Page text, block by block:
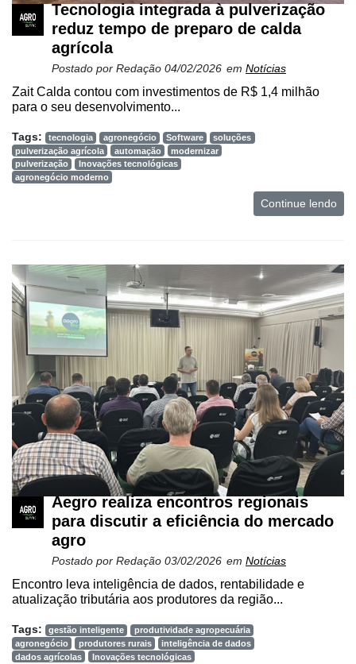
Tecnologia integrada à pulverização
reduz tempo de preparo de calda
agrícola
Postado por Redação 04/02/2026 em Notícias
Zait Calda contou com investimentos de R$ 1,4 milhão
para o seu desenvolvimento...
Tags: tecnologia agronegócio Software
soluções
pulverização agrícola
automação
modernizar
pulverização
Inovações tecnológicas
agronegócio moderno
Continue lendo
Aegro realiza encontros regionais
para discutir a eficiência do mercado
agro
Postado por Redação 03/02/2026 em Notícias
Encontro leva inteligência de dados, rentabilidade e
atualização tributária aos produtores da região...
Tags: gestão inteligente
produtividade agropecuária
agronegócio
produtores rurais
inteligência de dados
dados agrícolas
Inovações tecnológicas